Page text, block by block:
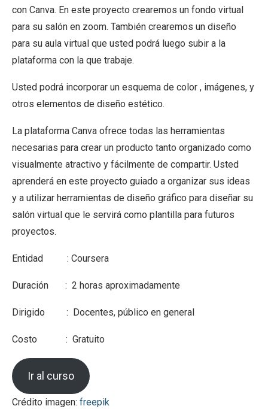
con Canva. En este proyecto crearemos un fondo virtual
para su salón en zoom. También crearemos un diseño
para su aula virtual que usted podrá luego subir a la
plataforma con la que trabaje.
Usted podrá incorporar un esquema de color , imágenes, y
otros elementos de diseño estético.
La plataforma Canva ofrece todas las herramientas
necesarias para crear un producto tanto organizado como
visualmente atractivo y fácilmente de compartir. Usted
aprenderá en este proyecto guiado a organizar sus ideas
y a utilizar herramientas de diseño gráfico para diseñar su
salón virtual que le servirá como plantilla para futuros
proyectos.
Entidad : Coursera
Duración : 2 horas aproximadamente
Dirigido : Docentes, público en general
Costo : Gratuito
Ir al curso
Crédito imagen: freepik